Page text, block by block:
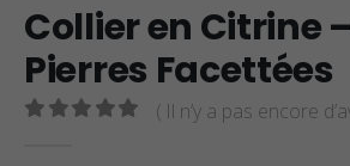
Collier en Citrine –
Pierres Facettées
( Il n’y a pas encore